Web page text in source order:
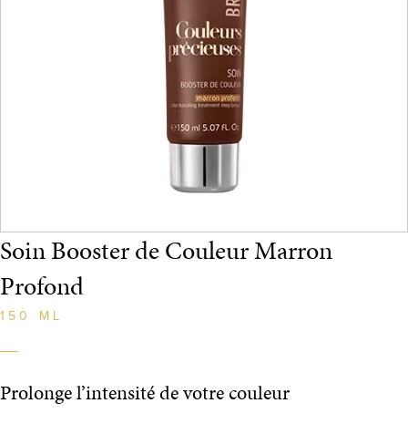
Soin Booster de Couleur Marron
Profond
150 ML
Prolonge l’intensité de votre couleur